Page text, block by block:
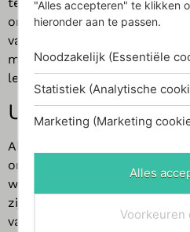
oneindige mogelijkheden en
van gemeenschappelijke
mensen te helpen
leven.
Umbra
Alledaagse producten maken
origineel design; dat is wat
worden deze producten in
zijn ook nog functioneel.
van Umbra biedt alles op het
"Alles accepteren" te klikken
hieronder aan te passen.
Noodzakelijk (Essentiële
Statistiek (Analytische
Marketing (Marketing
Alles
Voorkeuren